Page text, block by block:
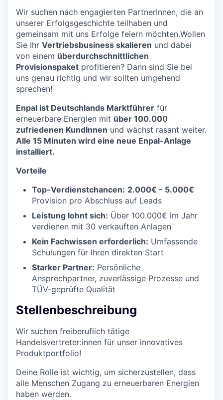
Wir suchen nach engagierten PartnerInnen, die an
unserer Erfolgsgeschichte teilhaben und
gemeinsam mit uns Erfolge feiern möchten.Wollen
Sie Ihr Vertriebsbusiness skalieren und dabei
von einem überdurchschnittlichen
Provisionspaket profitieren? Dann sind Sie bei
uns genau richtig und wir sollten umgehend
sprechen!
Enpal ist Deutschlands Marktführer für
erneuerbare Energien mit über 100.000
zufriedenen KundInnen und wächst rasant weiter.
Alle 15 Minuten wird eine neue Enpal-Anlage
installiert.
Vorteile
Top-Verdienstchancen: 2.000€ - 5.000€
Provision pro Abschluss auf Leads
Leistung lohnt sich: Über 100.000€ im Jahr
verdienen mit 30 verkauften Anlagen
Kein Fachwissen erforderlich: Umfassende
Schulungen für Ihren direkten Start
Starker Partner: Persönliche
Ansprechpartner, zuverlässige Prozesse und
TÜV-geprüfte Qualität
Stellenbeschreibung
Wir suchen freiberuflich tätige
Handelsvertreter:innen für unser innovatives
Produktportfolio!
Deine Rolle ist wichtig, um sicherzustellen, dass
alle Menschen Zugang zu erneuerbaren Energien
haben werden.